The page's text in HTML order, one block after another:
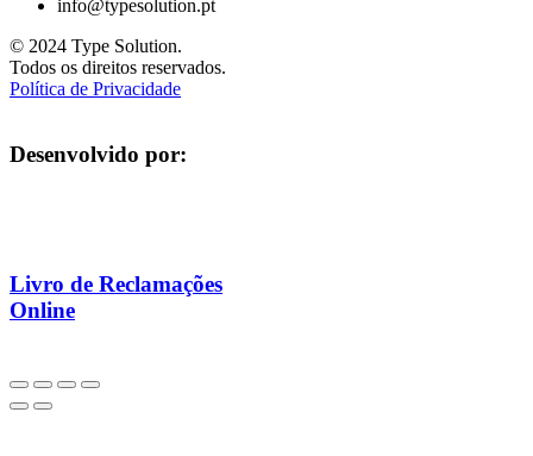
info@typesolution.pt
© 2024 Type Solution.
Todos os direitos reservados.
Política de Privacidade
Desenvolvido por:
Livro de Reclamações
Online